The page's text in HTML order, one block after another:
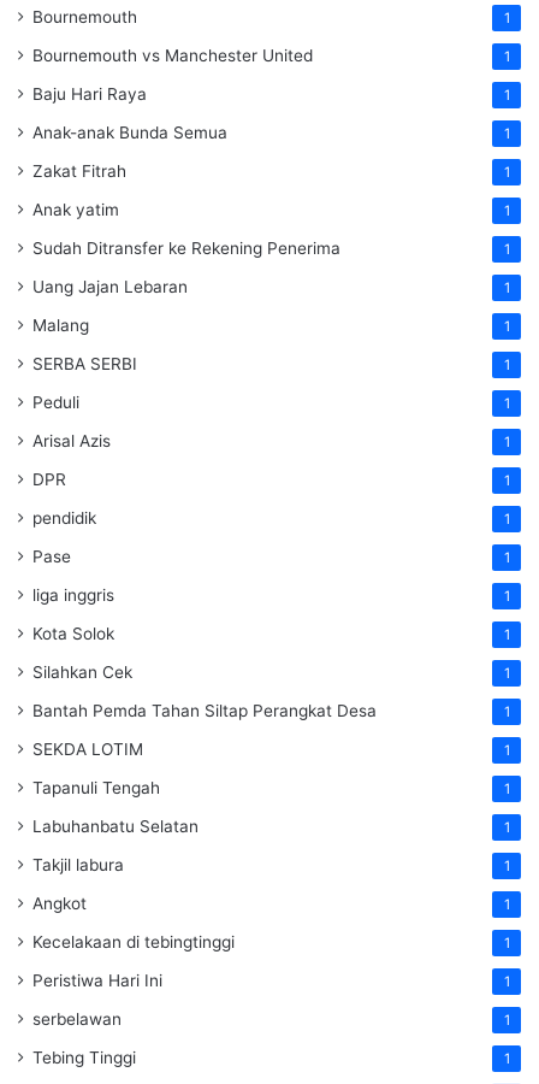
Bournemouth 1
Bournemouth vs Manchester United 1
Baju Hari Raya 1
Anak-anak Bunda Semua 1
Zakat Fitrah 1
Anak yatim 1
Sudah Ditransfer ke Rekening Penerima 1
Uang Jajan Lebaran 1
Malang 1
SERBA SERBI 1
Peduli 1
Arisal Azis 1
DPR 1
pendidik 1
Pase 1
liga inggris 1
Kota Solok 1
Silahkan Cek 1
Bantah Pemda Tahan Siltap Perangkat Desa 1
SEKDA LOTIM 1
Tapanuli Tengah 1
Labuhanbatu Selatan 1
Takjil labura 1
Angkot 1
Kecelakaan di tebingtinggi 1
Peristiwa Hari Ini 1
serbelawan 1
Tebing Tinggi 1